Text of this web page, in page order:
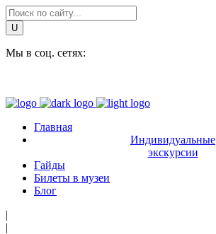
Мы в соц. сетях:
Главная
Индивидуальные
экскурсии
Гайды
Билеты в музеи
Блог
|
|